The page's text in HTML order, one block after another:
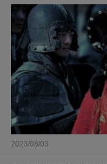
2023/08/03